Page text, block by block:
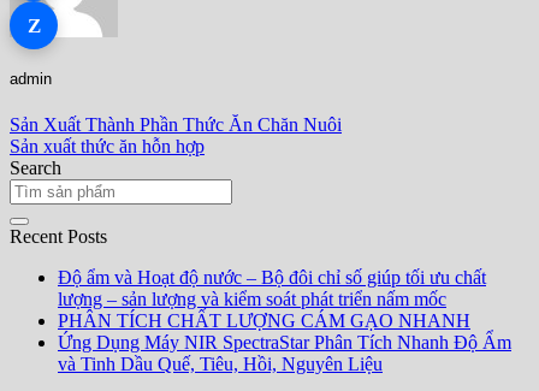
admin
Sản Xuất Thành Phần Thức Ăn Chăn Nuôi
Sản xuất thức ăn hỗn hợp
Search
Recent Posts
Độ ẩm và Hoạt độ nước – Bộ đôi chỉ số giúp tối ưu chất
lượng – sản lượng và kiểm soát phát triển nấm mốc
PHÂN TÍCH CHẤT LƯỢNG CÁM GẠO NHANH
Ứng Dụng Máy NIR SpectraStar Phân Tích Nhanh Độ Ẩm
và Tinh Dầu Quế, Tiêu, Hồi, Nguyên Liệu
Z